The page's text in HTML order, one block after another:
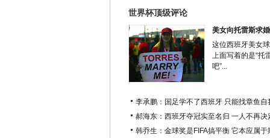
世界杯顶级评论
美女向托雷斯求婚
这位西班牙美女
上面写着的是“托
吧”...
李承鹏：国足学不了西班牙 只能找章鱼自
郝海东：西班牙夺冠实至名归 一人不再决
韩乔生：金球奖是FIFA搞平衡 它本应属于